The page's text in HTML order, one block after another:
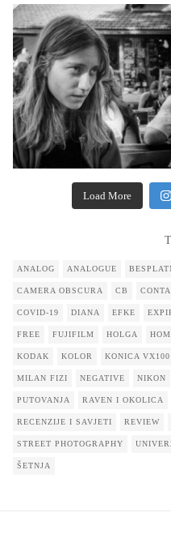
Load More
ANALOG ANALOGUE
CAMERA OBSCURA CB
COVID-19 DIANA EFKE
FREE FUJIFILM HOLGA
KODAK KOLOR KONICA VX100
MILAN FIZI NEGATIVE NIKON
PUTOVANJA RAVEN I OKOLICA
RECENZIJE I SAVJETI REVIEW
STREET PHOTOGRAPHY
ŠETNJA